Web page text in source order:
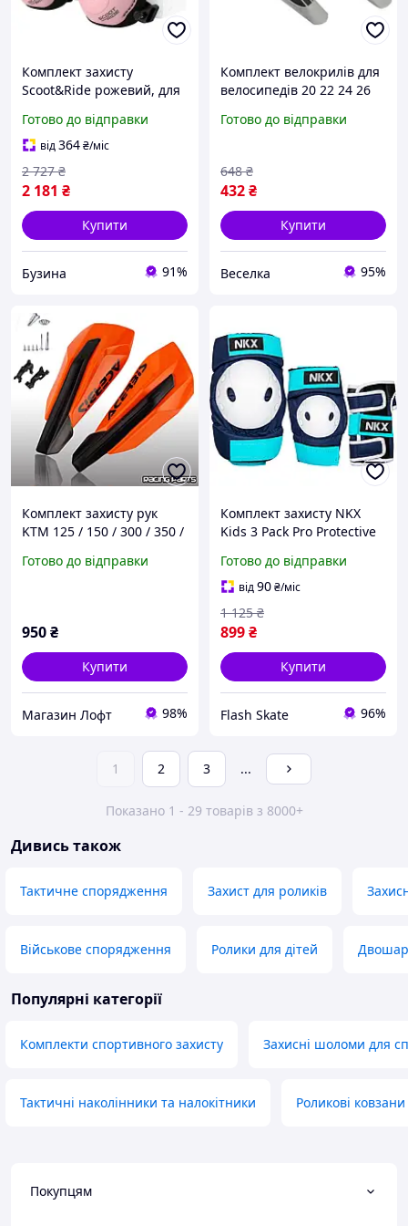
Комплект захисту
Scoot&Ride рожевий, для
230925-ROSE buzyna
Готово до відправки
від364₴/міс
2 181 ₴
2 727 ₴
Купити
Бузина 91%
Комплект велокрилів для
велосипедів 20 22 24 26
та бризок для комфортної
Готово до відправки
432₴
648 ₴
Купити
Веселка 95%
Комплект захисту рук
KTM 125 / 150 / 300 / 350 /
Готово до відправки
950₴
Купити
Магазин Лофт 98%
Комплект захисту NKX
Kids 3 Pack Pro Protective
Готово до відправки
від90₴/міс
899₴
1 125 ₴
Купити
Flash Skate 96%
1 2 3 ...
Показано 1 - 29 товарів з 8000+
Дивись також
Тактичне спорядження Захист для роликів
Військове спорядження Ролики для дітей
Популярні категорії
Комплекти спортивного захисту Захисні шоломи для
Тактичні наколінники та налокітники Роликові
Покупцям